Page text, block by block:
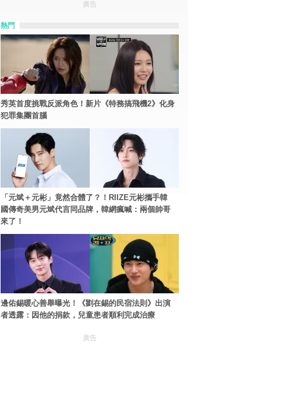
廣告
熱門
秀英首度挑戰反派角色！新片《特務搞飛機2》化身
犯罪集團首腦
「元斌＋元彬」竟然合體了？！RIIZE元彬攜手韓
國傳奇美男元斌代言同品牌，韓網瘋喊：兩個帥哥
來了！
邊佑錫暖心善舉曝光！《劉在錫的民宿法則》出演
者透露：因他的捐款，兒童患者順利完成治療
廣告